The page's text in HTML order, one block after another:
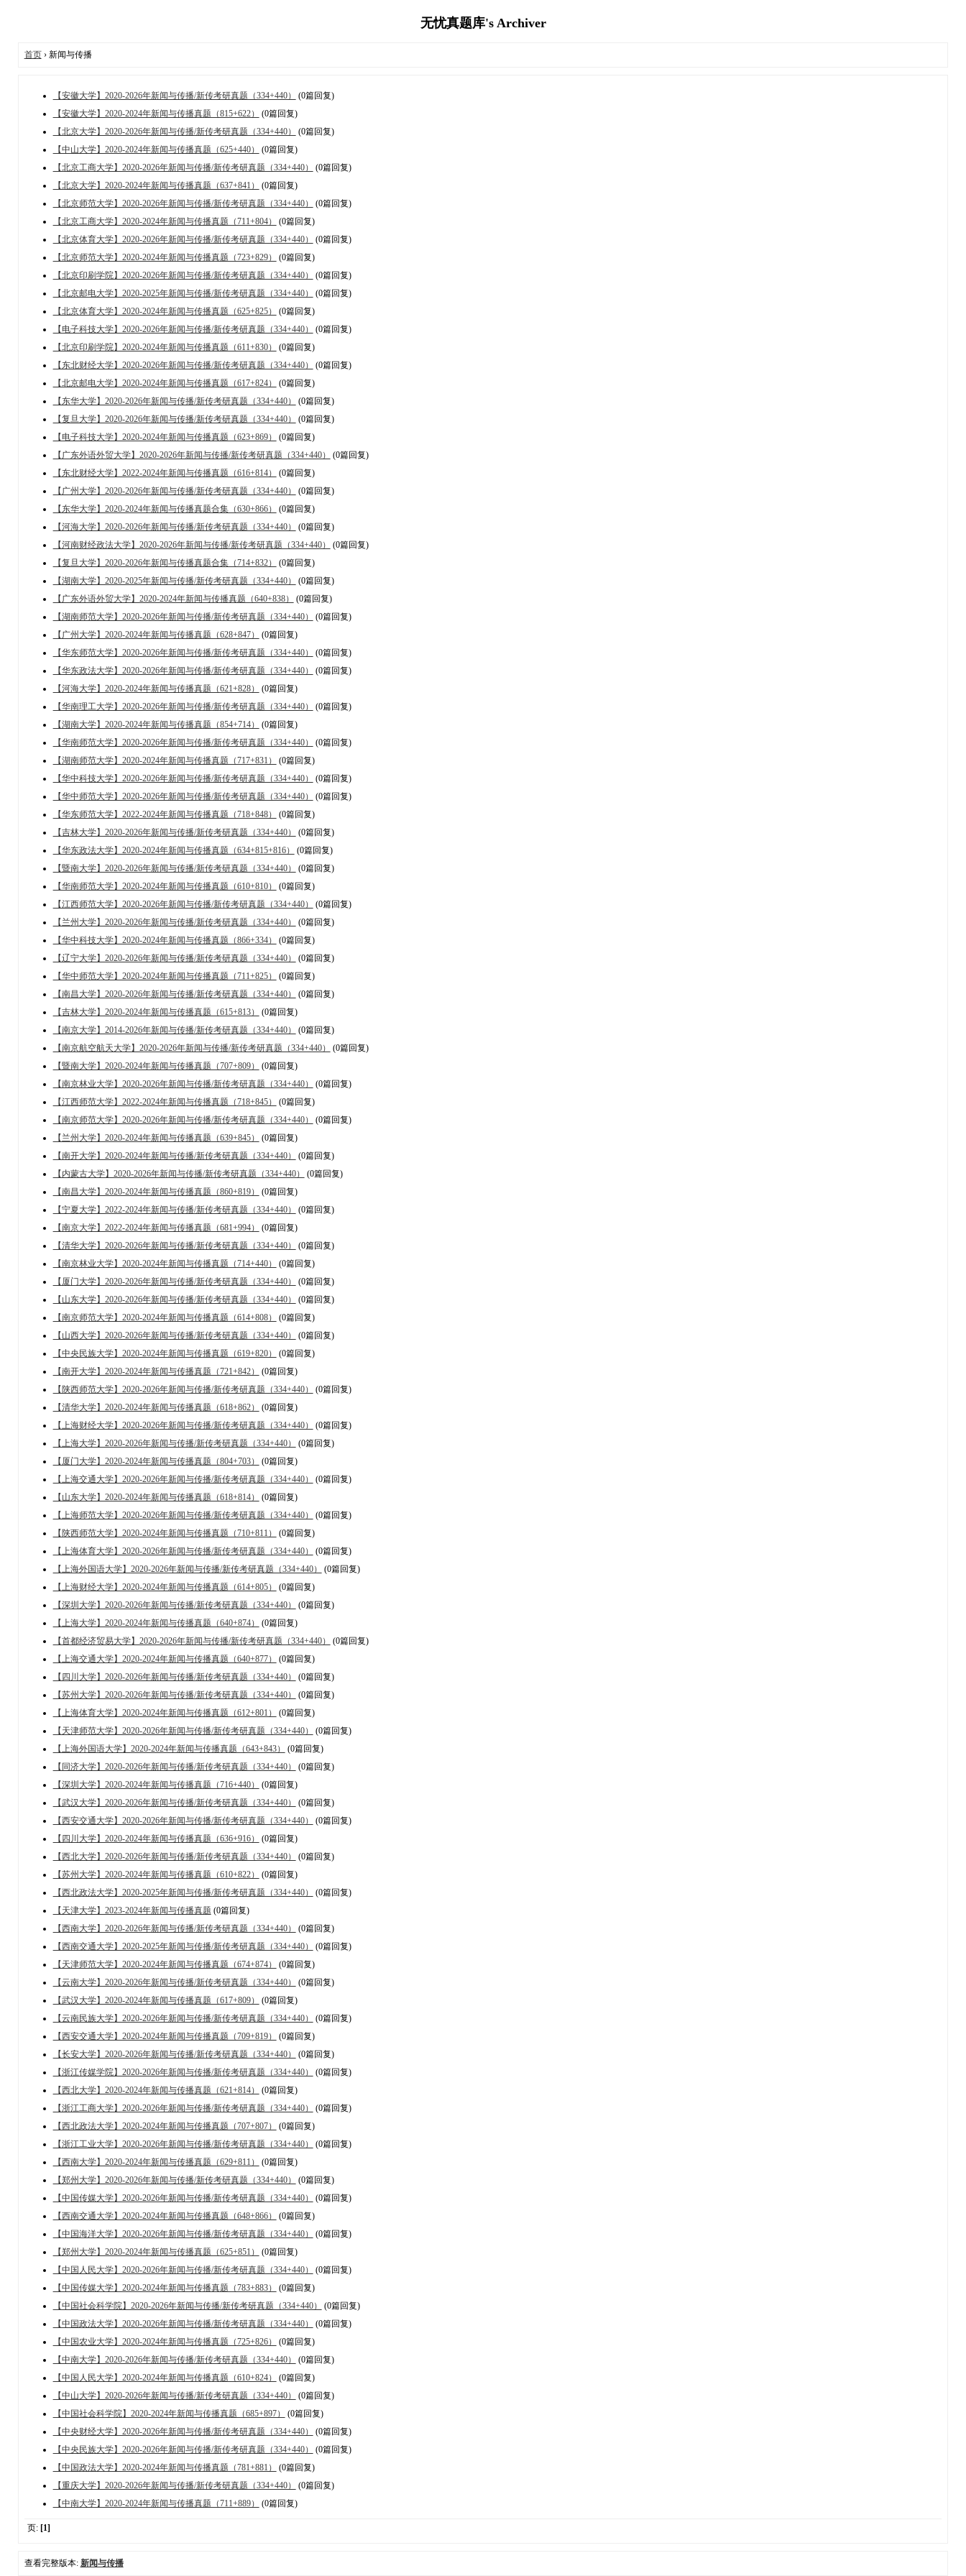
无忧真题库's Archiver
首页› 新闻与传播
【安徽大学】2020-2026年新闻与传播/新传考研真题（334+440）
(0篇回复)
【安徽大学】2020-2024年新闻与传播真题（815+622）
(0篇回复)
【北京大学】2020-2026年新闻与传播/新传考研真题（334+440）
(0篇回复)
【中山大学】2020-2024年新闻与传播真题（625+440）
(0篇回复)
【北京工商大学】2020-2026年新闻与传播/新传考研真题（334+440）
(0篇回复)
【北京大学】2020-2024年新闻与传播真题（637+841）
(0篇回复)
【北京师范大学】2020-2026年新闻与传播/新传考研真题（334+440）
(0篇回复)
【北京工商大学】2020-2024年新闻与传播真题（711+804）
(0篇回复)
【北京体育大学】2020-2026年新闻与传播/新传考研真题（334+440）
(0篇回复)
【北京师范大学】2020-2024年新闻与传播真题（723+829）
(0篇回复)
【北京印刷学院】2020-2026年新闻与传播/新传考研真题（334+440）
(0篇回复)
【北京邮电大学】2020-2025年新闻与传播/新传考研真题（334+440）
(0篇回复)
【北京体育大学】2020-2024年新闻与传播真题（625+825）
(0篇回复)
【电子科技大学】2020-2026年新闻与传播/新传考研真题（334+440）
(0篇回复)
【北京印刷学院】2020-2024年新闻与传播真题（611+830）
(0篇回复)
【东北财经大学】2020-2026年新闻与传播/新传考研真题（334+440）
(0篇回复)
【北京邮电大学】2020-2024年新闻与传播真题（617+824）
(0篇回复)
【东华大学】2020-2026年新闻与传播/新传考研真题（334+440）
(0篇回复)
【复旦大学】2020-2026年新闻与传播/新传考研真题（334+440）
(0篇回复)
【电子科技大学】2020-2024年新闻与传播真题（623+869）
(0篇回复)
【广东外语外贸大学】2020-2026年新闻与传播/新传考研真题（334+440）
(0篇回复)
【东北财经大学】2022-2024年新闻与传播真题（616+814）
(0篇回复)
【广州大学】2020-2026年新闻与传播/新传考研真题（334+440）
(0篇回复)
【东华大学】2020-2024年新闻与传播真题合集（630+866）
(0篇回复)
【河海大学】2020-2026年新闻与传播/新传考研真题（334+440）
(0篇回复)
【河南财经政法大学】2020-2026年新闻与传播/新传考研真题（334+440）
(0篇回复)
【复旦大学】2020-2026年新闻与传播真题合集（714+832）
(0篇回复)
【湖南大学】2020-2025年新闻与传播/新传考研真题（334+440）
(0篇回复)
【广东外语外贸大学】2020-2024年新闻与传播真题（640+838）
(0篇回复)
【湖南师范大学】2020-2026年新闻与传播/新传考研真题（334+440）
(0篇回复)
【广州大学】2020-2024年新闻与传播真题（628+847）
(0篇回复)
【华东师范大学】2020-2026年新闻与传播/新传考研真题（334+440）
(0篇回复)
【华东政法大学】2020-2026年新闻与传播/新传考研真题（334+440）
(0篇回复)
【河海大学】2020-2024年新闻与传播真题（621+828）
(0篇回复)
【华南理工大学】2020-2026年新闻与传播/新传考研真题（334+440）
(0篇回复)
【湖南大学】2020-2024年新闻与传播真题（854+714）
(0篇回复)
【华南师范大学】2020-2026年新闻与传播/新传考研真题（334+440）
(0篇回复)
【湖南师范大学】2020-2024年新闻与传播真题（717+831）
(0篇回复)
【华中科技大学】2020-2026年新闻与传播/新传考研真题（334+440）
(0篇回复)
【华中师范大学】2020-2026年新闻与传播/新传考研真题（334+440）
(0篇回复)
【华东师范大学】2022-2024年新闻与传播真题（718+848）
(0篇回复)
【吉林大学】2020-2026年新闻与传播/新传考研真题（334+440）
(0篇回复)
【华东政法大学】2020-2024年新闻与传播真题（634+815+816）
(0篇回复)
【暨南大学】2020-2026年新闻与传播/新传考研真题（334+440）
(0篇回复)
【华南师范大学】2020-2024年新闻与传播真题（610+810）
(0篇回复)
【江西师范大学】2020-2026年新闻与传播/新传考研真题（334+440）
(0篇回复)
【兰州大学】2020-2026年新闻与传播/新传考研真题（334+440）
(0篇回复)
【华中科技大学】2020-2024年新闻与传播真题（866+334）
(0篇回复)
【辽宁大学】2020-2026年新闻与传播/新传考研真题（334+440）
(0篇回复)
【华中师范大学】2020-2024年新闻与传播真题（711+825）
(0篇回复)
【南昌大学】2020-2026年新闻与传播/新传考研真题（334+440）
(0篇回复)
【吉林大学】2020-2024年新闻与传播真题（615+813）
(0篇回复)
【南京大学】2014-2026年新闻与传播/新传考研真题（334+440）
(0篇回复)
【南京航空航天大学】2020-2026年新闻与传播/新传考研真题（334+440）
(0篇回复)
【暨南大学】2020-2024年新闻与传播真题（707+809）
(0篇回复)
【南京林业大学】2020-2026年新闻与传播/新传考研真题（334+440）
(0篇回复)
【江西师范大学】2022-2024年新闻与传播真题（718+845）
(0篇回复)
【南京师范大学】2020-2026年新闻与传播/新传考研真题（334+440）
(0篇回复)
【兰州大学】2020-2024年新闻与传播真题（639+845）
(0篇回复)
【南开大学】2020-2024年新闻与传播/新传考研真题（334+440）
(0篇回复)
【内蒙古大学】2020-2026年新闻与传播/新传考研真题（334+440）
(0篇回复)
【南昌大学】2020-2024年新闻与传播真题（860+819）
(0篇回复)
【宁夏大学】2022-2024年新闻与传播/新传考研真题（334+440）
(0篇回复)
【南京大学】2022-2024年新闻与传播真题（681+994）
(0篇回复)
【清华大学】2020-2026年新闻与传播/新传考研真题（334+440）
(0篇回复)
【南京林业大学】2020-2024年新闻与传播真题（714+440）
(0篇回复)
【厦门大学】2020-2026年新闻与传播/新传考研真题（334+440）
(0篇回复)
【山东大学】2020-2026年新闻与传播/新传考研真题（334+440）
(0篇回复)
【南京师范大学】2020-2024年新闻与传播真题（614+808）
(0篇回复)
【山西大学】2020-2026年新闻与传播/新传考研真题（334+440）
(0篇回复)
【中央民族大学】2020-2024年新闻与传播真题（619+820）
(0篇回复)
【南开大学】2020-2024年新闻与传播真题（721+842）
(0篇回复)
【陕西师范大学】2020-2026年新闻与传播/新传考研真题（334+440）
(0篇回复)
【清华大学】2020-2024年新闻与传播真题（618+862）
(0篇回复)
【上海财经大学】2020-2026年新闻与传播/新传考研真题（334+440）
(0篇回复)
【上海大学】2020-2026年新闻与传播/新传考研真题（334+440）
(0篇回复)
【厦门大学】2020-2024年新闻与传播真题（804+703）
(0篇回复)
【上海交通大学】2020-2026年新闻与传播/新传考研真题（334+440）
(0篇回复)
【山东大学】2020-2024年新闻与传播真题（618+814）
(0篇回复)
【上海师范大学】2020-2026年新闻与传播/新传考研真题（334+440）
(0篇回复)
【陕西师范大学】2020-2024年新闻与传播真题（710+811）
(0篇回复)
【上海体育大学】2020-2026年新闻与传播/新传考研真题（334+440）
(0篇回复)
【上海外国语大学】2020-2026年新闻与传播/新传考研真题（334+440）
(0篇回复)
【上海财经大学】2020-2024年新闻与传播真题（614+805）
(0篇回复)
【深圳大学】2020-2026年新闻与传播/新传考研真题（334+440）
(0篇回复)
【上海大学】2020-2024年新闻与传播真题（640+874）
(0篇回复)
【首都经济贸易大学】2020-2026年新闻与传播/新传考研真题（334+440）
(0篇回复)
【上海交通大学】2020-2024年新闻与传播真题（640+877）
(0篇回复)
【四川大学】2020-2026年新闻与传播/新传考研真题（334+440）
(0篇回复)
【苏州大学】2020-2026年新闻与传播/新传考研真题（334+440）
(0篇回复)
【上海体育大学】2020-2024年新闻与传播真题（612+801）
(0篇回复)
【天津师范大学】2020-2026年新闻与传播/新传考研真题（334+440）
(0篇回复)
【上海外国语大学】2020-2024年新闻与传播真题（643+843）
(0篇回复)
【同济大学】2020-2026年新闻与传播/新传考研真题（334+440）
(0篇回复)
【深圳大学】2020-2024年新闻与传播真题（716+440）
(0篇回复)
【武汉大学】2020-2026年新闻与传播/新传考研真题（334+440）
(0篇回复)
【西安交通大学】2020-2026年新闻与传播/新传考研真题（334+440）
(0篇回复)
【四川大学】2020-2024年新闻与传播真题（636+916）
(0篇回复)
【西北大学】2020-2026年新闻与传播/新传考研真题（334+440）
(0篇回复)
【苏州大学】2020-2024年新闻与传播真题（610+822）
(0篇回复)
【西北政法大学】2020-2025年新闻与传播/新传考研真题（334+440）
(0篇回复)
【天津大学】2023-2024年新闻与传播真题 (0篇回复)
【西南大学】2020-2026年新闻与传播/新传考研真题（334+440）
(0篇回复)
【西南交通大学】2020-2025年新闻与传播/新传考研真题（334+440）
(0篇回复)
【天津师范大学】2020-2024年新闻与传播真题（674+874）
(0篇回复)
【云南大学】2020-2026年新闻与传播/新传考研真题（334+440）
(0篇回复)
【武汉大学】2020-2024年新闻与传播真题（617+809）
(0篇回复)
【云南民族大学】2020-2026年新闻与传播/新传考研真题（334+440）
(0篇回复)
【西安交通大学】2020-2024年新闻与传播真题（709+819）
(0篇回复)
【长安大学】2020-2026年新闻与传播/新传考研真题（334+440）
(0篇回复)
【浙江传媒学院】2020-2026年新闻与传播/新传考研真题（334+440）
(0篇回复)
【西北大学】2020-2024年新闻与传播真题（621+814）
(0篇回复)
【浙江工商大学】2020-2026年新闻与传播/新传考研真题（334+440）
(0篇回复)
【西北政法大学】2020-2024年新闻与传播真题（707+807）
(0篇回复)
【浙江工业大学】2020-2026年新闻与传播/新传考研真题（334+440）
(0篇回复)
【西南大学】2020-2024年新闻与传播真题（629+811）
(0篇回复)
【郑州大学】2020-2026年新闻与传播/新传考研真题（334+440）
(0篇回复)
【中国传媒大学】2020-2026年新闻与传播/新传考研真题（334+440）
(0篇回复)
【西南交通大学】2020-2024年新闻与传播真题（648+866）
(0篇回复)
【中国海洋大学】2020-2026年新闻与传播/新传考研真题（334+440）
(0篇回复)
【郑州大学】2020-2024年新闻与传播真题（625+851）
(0篇回复)
【中国人民大学】2020-2026年新闻与传播/新传考研真题（334+440）
(0篇回复)
【中国传媒大学】2020-2024年新闻与传播真题（783+883）
(0篇回复)
【中国社会科学院】2020-2026年新闻与传播/新传考研真题（334+440）
(0篇回复)
【中国政法大学】2020-2026年新闻与传播/新传考研真题（334+440）
(0篇回复)
【中国农业大学】2020-2024年新闻与传播真题（725+826）
(0篇回复)
【中南大学】2020-2026年新闻与传播/新传考研真题（334+440）
(0篇回复)
【中国人民大学】2020-2024年新闻与传播真题（610+824）
(0篇回复)
【中山大学】2020-2026年新闻与传播/新传考研真题（334+440）
(0篇回复)
【中国社会科学院】2020-2024年新闻与传播真题（685+897）
(0篇回复)
【中央财经大学】2020-2026年新闻与传播/新传考研真题（334+440）
(0篇回复)
【中央民族大学】2020-2026年新闻与传播/新传考研真题（334+440）
(0篇回复)
【中国政法大学】2020-2024年新闻与传播真题（781+881）
(0篇回复)
【重庆大学】2020-2026年新闻与传播/新传考研真题（334+440）
(0篇回复)
【中南大学】2020-2024年新闻与传播真题（711+889）
(0篇回复)
页: [1]
查看完整版本: 新闻与传播